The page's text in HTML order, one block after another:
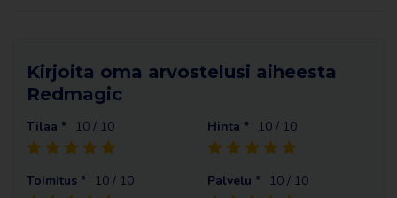
Kirjoita oma arvostelusi aiheesta
Redmagic
Tilaa * 10 / 10 Hinta * 10 / 10
Toimitus * 10 / 10 Palvelu * 10 / 10